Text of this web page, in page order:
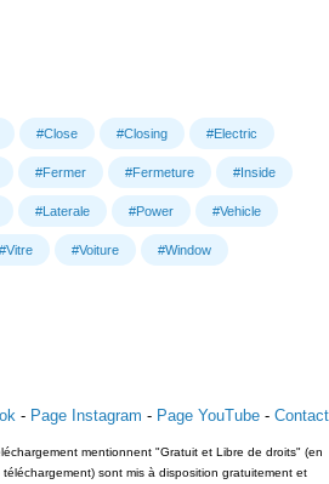
#Close #Closing #Electric
#Fermer #Fermeture #Inside
#Laterale #Power #Vehicle
#Vitre #Voiture #Window
- Page Instagram - Page YouTube- Contact
mentionnent "Gratuit et Libre de droits" (en
sont mis à disposition gratuitement et